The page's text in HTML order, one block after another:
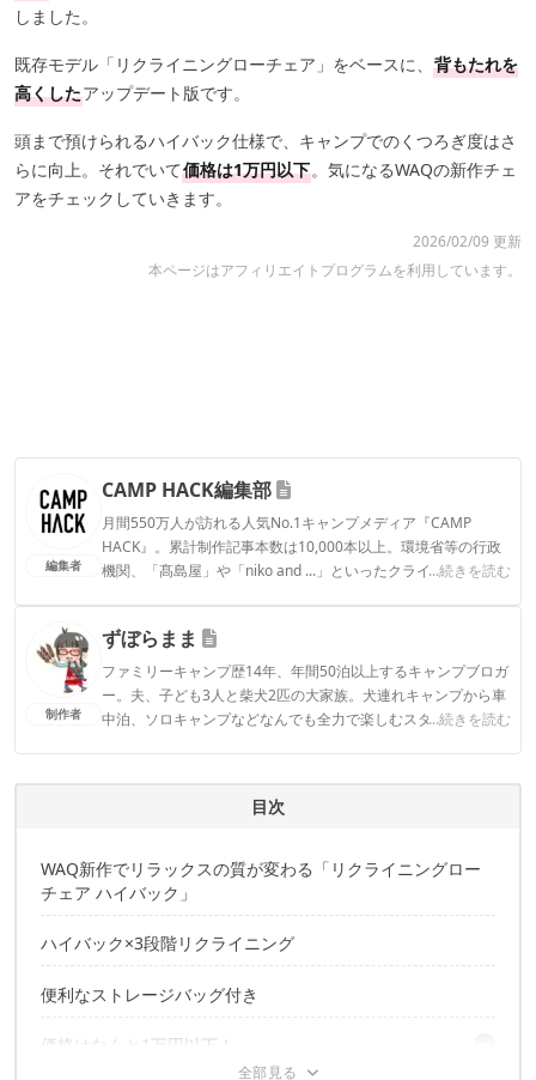
しました。
既存モデル「リクライニングローチェア」をベースに、 背もたれを
高くしたアップデート版です。
頭まで預けられるハイバック仕様で、キャンプでのくつろぎ度はさ
らに向上。それでいて価格は1万円以下。気になるWAQの新作チェ
アをチェックしていきます。
2026/02/09 更新
本ページはアフィリエイトプログラムを利用しています。
編集者
CAMP HACK編集部
月間550万人が訪れる人気No.1キャンプメディア『CAMP
HACK』。累計制作記事本数は10,000本以上。環境省等の行政
機関、「髙島屋」や「niko and ...」といったクライアントとの
...続きを読む
CAMP HACK編集部のプロフィール
制作者
ずぼらまま
ファミリーキャンプ歴14年、年間50泊以上するキャンプブロガ
ー。夫、子ども3人と柴犬2匹の大家族。犬連れキャンプから車
中泊、ソロキャンプなどなんでも全力で楽しむスタイル。アウ
...続きを読む
ずぼらままのプロフィール
目次
WAQ新作でリラックスの質が変わる「リクライニングロー
チェア ハイバック」
ハイバック×3段階リクライニング
便利なストレージバッグ付き
価格はなんと1万円以下！